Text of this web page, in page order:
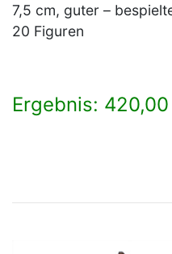
7,5 cm, guter –
20 Figuren
Ergebnis: